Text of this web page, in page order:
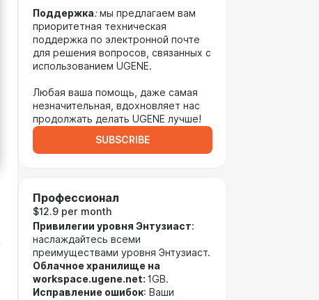
Поддержка:мы предлагаем вам
приоритетная техническая
поддержка по электронной почте
для решения вопросов, связанных с
использованием UGENE.
Любая ваша помощь, даже самая
незначительная, вдохновляет нас
продолжать делать UGENE лучше!
SUBSCRIBE
Профессионал
$12.9 per month
Привилегии уровня Энтузиаст:
наслаждайтесь всеми
преимуществами уровня Энтузиаст.
Облачное хранилище на
workspace.ugene.net: 1GB.
Исправление ошибок: Ваши